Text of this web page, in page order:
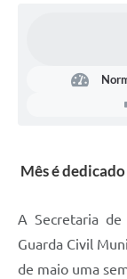
Mês é
A Secretaria de
Guarda Civil
de maio uma